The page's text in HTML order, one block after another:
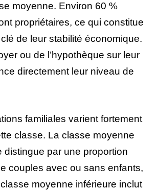
moyenne. Environ 60 %
propriétaires, ce qui constitue
de leur stabilité économique.
ou de l’hypothèque sur leur
directement leur niveau de
familiales varient fortement
classe. La classe moyenne
distingue par une proportion
couples avec ou sans enfants,
moyenne inférieure inclut